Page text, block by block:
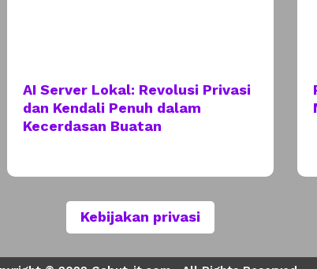
AI Server Lokal: Revolusi Privasi
dan Kendali Penuh dalam
Kecerdasan Buatan
Kebijakan privasi